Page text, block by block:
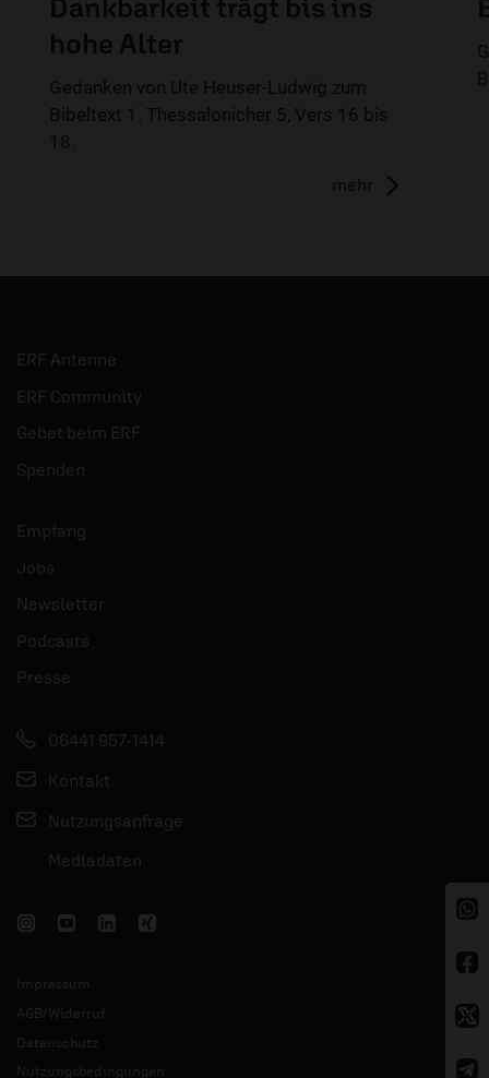
Dankbarkeit trägt bis ins
hohe Alter
Gedanken von Ute Heuser-Ludwig zum
Bibeltext 1. Thessalonicher 5, Vers 16 bis
18.
mehr
ERF Antenne
ERF Community
Gebet beim ERF
Spenden
Empfang
Jobs
Newsletter
Podcasts
Presse
06441 957-1414
Kontakt
Nutzungsanfrage
Mediadaten
Impressum
AGB/Widerruf
Datenschutz
Nutzungsbedingungen